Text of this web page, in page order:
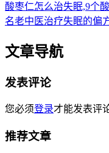
酸枣仁怎么治失眠,9个
名老中医治疗失眠的偏
文章导航
发表评论
您必须登录才能发表评
推荐文章